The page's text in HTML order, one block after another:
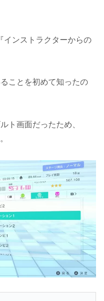
インストラクターからの
ことを初めて知ったの
ト画面だったため、